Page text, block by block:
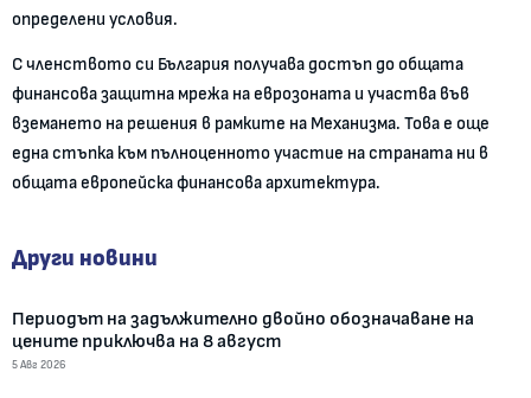
определени условия.
С членството си България получава достъп до общата
финансова защитна мрежа на еврозоната и участва във
вземането на решения в рамките на Механизма. Това е още
една стъпка към пълноценното участие на страната ни в
общата европейска финансова архитектура.
Други новини
Периодът на задължително двойно обозначаване на
цените приключва на 8 август
5 Авг 2026